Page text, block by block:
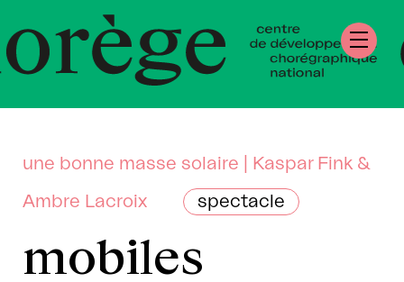
de
une bonne masse solaire | Kaspar Fink &
Ambre Lacroix spectacle
mobiles